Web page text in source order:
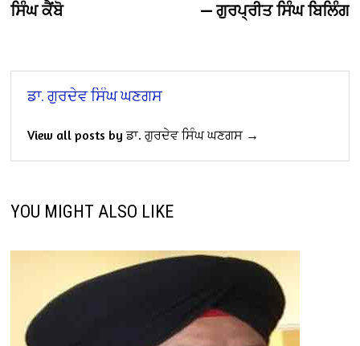
ਸਿੰਘ ਕੈਂਬੋ — ਗੁਰਪ੍ਰੀਤ ਸਿੰਘ ਬਿਲਿੰਗ
ਡਾ. ਗੁਰਦੇਵ ਸਿੰਘ ਘਣਗਸ
View all posts by ਡਾ. ਗੁਰਦੇਵ ਸਿੰਘ ਘਣਗਸ →
YOU MIGHT ALSO LIKE